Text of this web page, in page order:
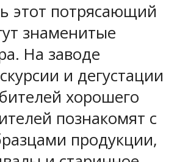
этот потрясающий
знаменитые
На заводе
и дегустации
хорошего
познакомят с
продукции,